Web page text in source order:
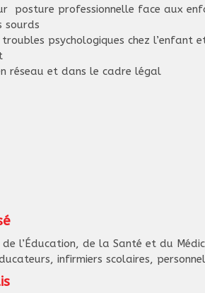
posture professionnelle face aux
sourds
troubles psychologiques chez l’enfant
réseau et dans le cadre légal
de l’Éducation, de la Santé et du
infirmiers scolaires,